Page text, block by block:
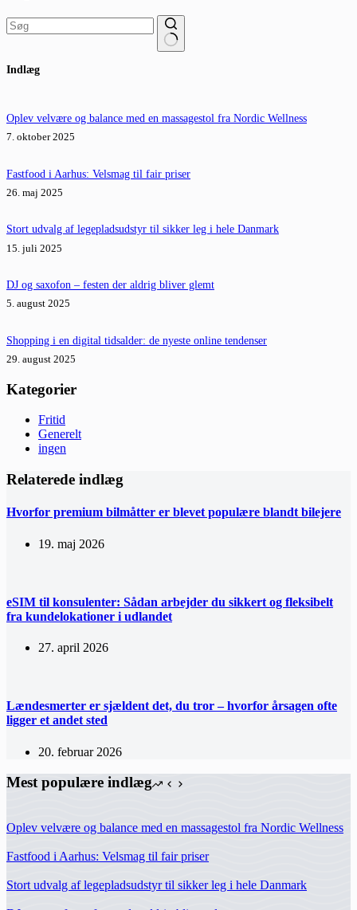
resultater
Indlæg
Oplev velvære og balance med en massagestol fra Nordic Wellness
7. oktober 2025
Fastfood i Aarhus: Velsmag til fair priser
26. maj 2025
Stort udvalg af legepladsudstyr til sikker leg i hele Danmark
15. juli 2025
DJ og saxofon – festen der aldrig bliver glemt
5. august 2025
Shopping i en digital tidsalder: de nyeste online tendenser
29. august 2025
Kategorier
Fritid
Generelt
ingen
Relaterede indlæg
Hvorfor premium bilmåtter er blevet populære blandt bilejere
19. maj 2026
eSIM til konsulenter: Sådan arbejder du sikkert og fleksibelt
fra kundelokationer i udlandet
27. april 2026
Lændesmerter er sjældent det, du tror – hvorfor årsagen ofte
ligger et andet sted
20. februar 2026
Mest populære indlæg
Oplev velvære og balance med en massagestol fra Nordic Wellness
Fastfood i Aarhus: Velsmag til fair priser
Stort udvalg af legepladsudstyr til sikker leg i hele Danmark